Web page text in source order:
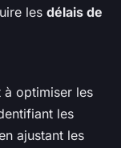
les délais de
à optimiser les
les
ajustant les